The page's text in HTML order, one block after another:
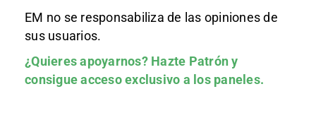
EM no se responsabiliza de las opiniones de
sus usuarios.
¿Quieres apoyarnos? Hazte Patróny
consigue acceso exclusivo a los paneles.